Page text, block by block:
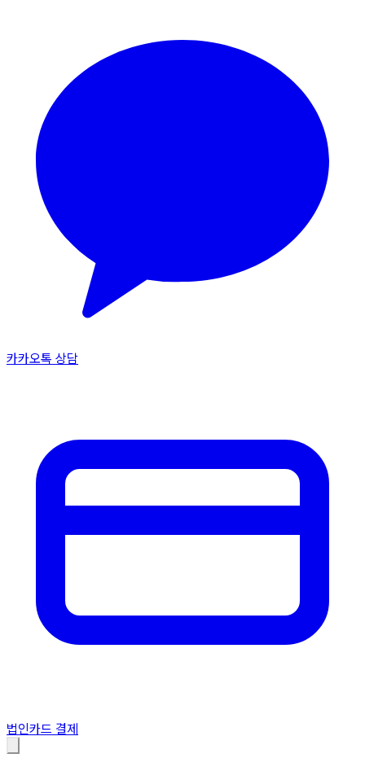
카카오톡 상담
법인카드 결제